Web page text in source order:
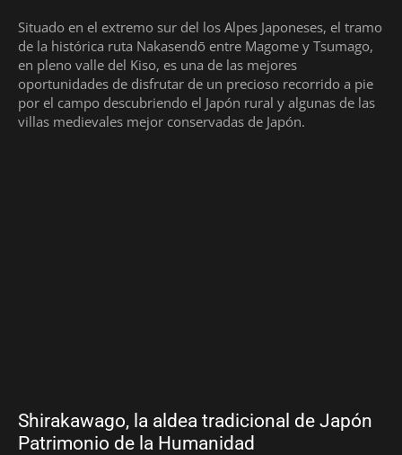
Situado en el extremo sur del los Alpes Japoneses, el tramo
de la histórica ruta Nakasendō entre Magome y Tsumago,
en pleno valle del Kiso, es una de las mejores
oportunidades de disfrutar de un precioso recorrido a pie
por el campo descubriendo el Japón rural y algunas de las
villas medievales mejor conservadas de Japón.
Shirakawago, la aldea tradicional de Japón
Patrimonio de la Humanidad